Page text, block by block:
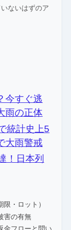
ないはずのア
今すぐ逃
雨の正体
統計史上5
大雨警戒
！日本列
・ロット）
害の有無